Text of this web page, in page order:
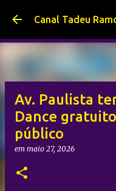
Pular para
Canal Tadeu
Av. Paulista
Dance
público
em maio 27, 2026